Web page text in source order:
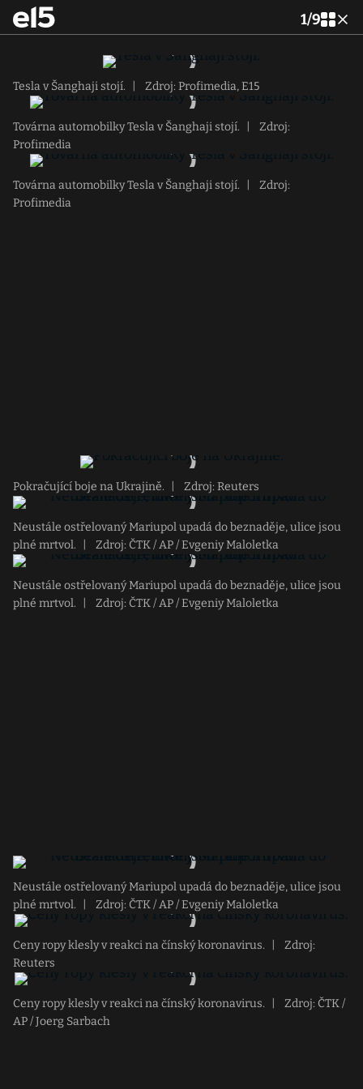
1/9
Tesla v Šanghaji stojí. Zdroj: Profimedia, E15
Továrna automobilky Tesla v Šanghaji stojí.
Zdroj:
Profimedia
Továrna automobilky Tesla v Šanghaji stojí.
Zdroj:
Profimedia
Pokračující boje na Ukrajině. Zdroj: Reuters
Neustále ostřelovaný Mariupol upadá do beznaděje, ulice jsou
plné mrtvol.
Zdroj: ČTK / AP / Evgeniy Maloletka
Neustále ostřelovaný Mariupol upadá do beznaděje, ulice jsou
plné mrtvol.
Zdroj: ČTK / AP / Evgeniy Maloletka
Neustále ostřelovaný Mariupol upadá do beznaděje, ulice jsou
plné mrtvol.
Zdroj: ČTK / AP / Evgeniy Maloletka
Ceny ropy klesly v reakci na čínský koronavirus.
Zdroj:
Reuters
Ceny ropy klesly v reakci na čínský koronavirus.
Zdroj: ČTK /
AP / Joerg Sarbach